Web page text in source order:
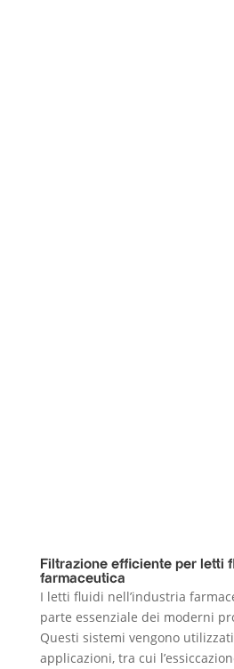
Filtrazione efficiente per letti
farmaceutica
I letti fluidi nell’industria
parte essenziale dei moderni
Questi sistemi vengono
applicazioni, tra cui